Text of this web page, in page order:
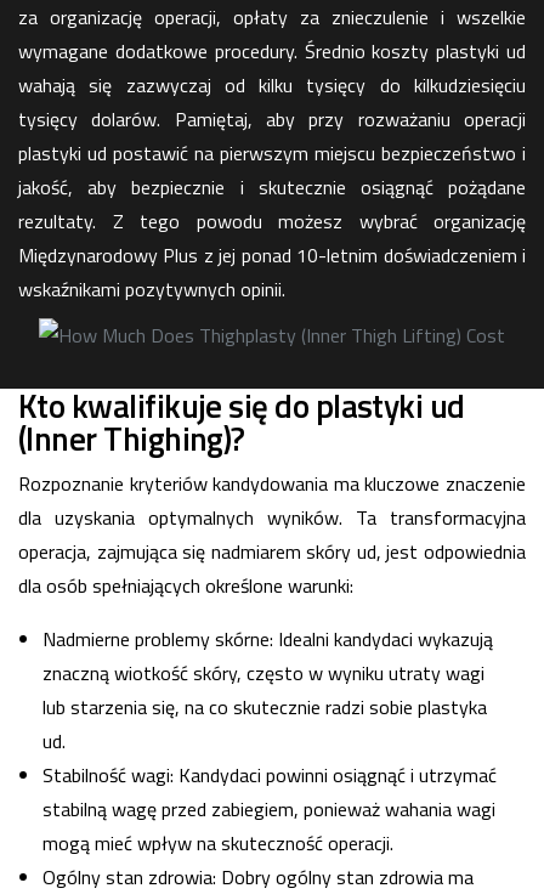
za organizację operacji, opłaty za znieczulenie i wszelkie
wymagane dodatkowe procedury. Średnio koszty plastyki ud
wahają się zazwyczaj od kilku tysięcy do kilkudziesięciu
tysięcy dolarów. Pamiętaj, aby przy rozważaniu operacji
plastyki ud postawić na pierwszym miejscu bezpieczeństwo i
jakość, aby bezpiecznie i skutecznie osiągnąć pożądane
rezultaty. Z tego powodu możesz wybrać organizację
Międzynarodowy Plus z jej ponad 10-letnim doświadczeniem i
wskaźnikami pozytywnych opinii.
Kto kwalifikuje się do plastyki ud
(Inner Thighing)?
Rozpoznanie kryteriów kandydowania ma kluczowe znaczenie
dla uzyskania optymalnych wyników. Ta transformacyjna
operacja, zajmująca się nadmiarem skóry ud, jest odpowiednia
dla osób spełniających określone warunki:
Nadmierne problemy skórne: Idealni kandydaci wykazują
znaczną wiotkość skóry, często w wyniku utraty wagi
lub starzenia się, na co skutecznie radzi sobie plastyka
ud.
Stabilność wagi: Kandydaci powinni osiągnąć i utrzymać
stabilną wagę przed zabiegiem, ponieważ wahania wagi
mogą mieć wpływ na skuteczność operacji.
Ogólny stan zdrowia: Dobry ogólny stan zdrowia ma